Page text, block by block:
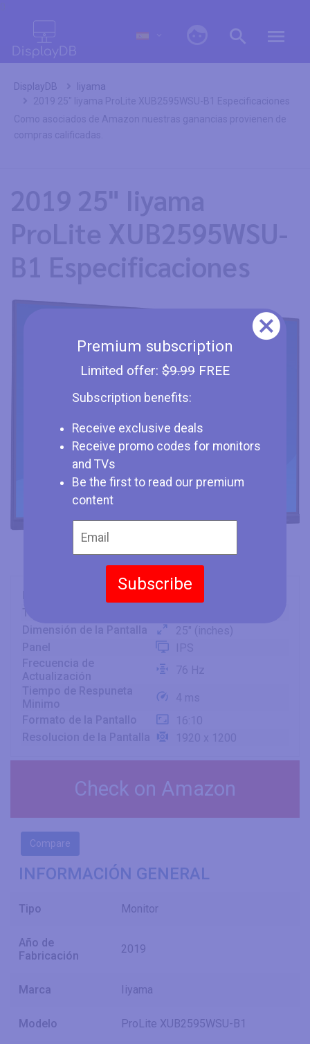
Premium subscription
Limited offer: $9.99FREE
Subscription benefits:
Receive exclusive deals
Receive promo codes for monitors
and TVs
Be the first to read our premium
content
Subscribe
DisplayDB
Iiyama
2019 25" Iiyama ProLite XUB2595WSU-B1 Especificaciones
Como asociados de Amazon nuestras ganancias provienen de
compras calificadas.
2019 25" Iiyama
ProLite XUB2595WSU-
B1 Especificaciones
Dimensión de la Pantalla
25" (inches)
Frecuencia de
Actualización
76 Hz
Formato de la Pantallo
16:10
Check on Amazon
Compare
INFORMACIÓN GENERAL
Tipo Monitor
Año de
Fabricación
2019
Marca Iiyama
Modelo ProLite XUB2595WSU-B1